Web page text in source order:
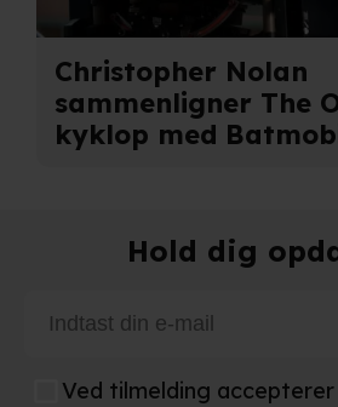
Christopher Nolan
sammenligner The
kyklop med
Hold dig
Ved tilmelding